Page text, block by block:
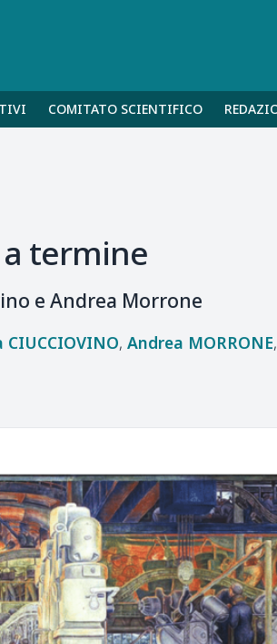
COMITATO SCIENTIFICO
termine
e Andrea Morrone
CIUCCIOVINO Andrea MORRONE